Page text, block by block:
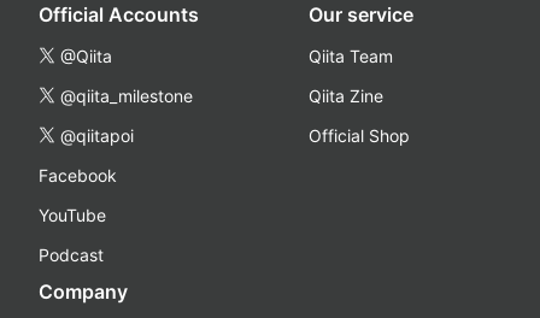
Official Accounts
@Qiita
@qiita_milestone
@qiitapoi
Facebook
YouTube
Podcast
Our service
Qiita Team
Qiita Zine
Official Shop
Company